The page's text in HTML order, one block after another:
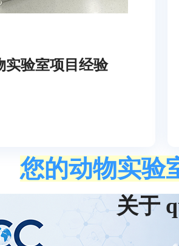
您的动物实验
实验室项目经验
关于